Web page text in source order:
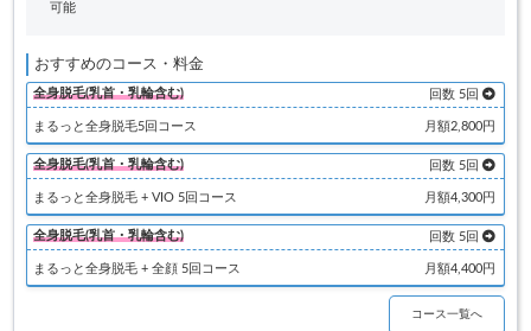
可能
おすすめのコース・料金
全身脱毛(乳首・乳輪含む) 回数 5回
まるっと全身脱毛5回コース 月額2,800円
全身脱毛(乳首・乳輪含む) 回数 5回
まるっと全身脱毛 + VIO 5回コース 月額4,300円
全身脱毛(乳首・乳輪含む) 回数 5回
まるっと全身脱毛 + 全顔 5回コース 月額4,400円
コース一覧へ